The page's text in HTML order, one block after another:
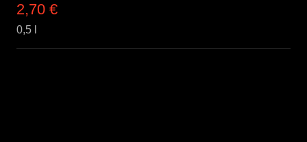
2,70 €
0,5 l